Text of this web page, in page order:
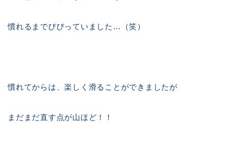
慣れるまでびびっていました…（笑）
慣れてからは、楽しく滑ることができましたが
まだまだ直す点が山ほど！！